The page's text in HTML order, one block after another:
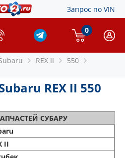
Запрос по VIN
0
REX II
550
REX II 550
СУБАРУ
II